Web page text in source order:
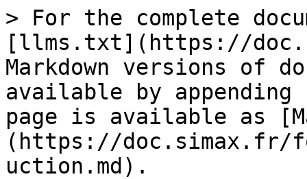
> For the complete
[llms.txt](https://
Markdown versions of
available by
page is available as
(https://doc.simax.fr/
uction.md).